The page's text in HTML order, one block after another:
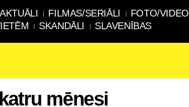
AKTUĀLI FILMAS/SERIĀLI FOTO/VIDEO
SKANDĀLI SLAVENĪBAS
mēnesi